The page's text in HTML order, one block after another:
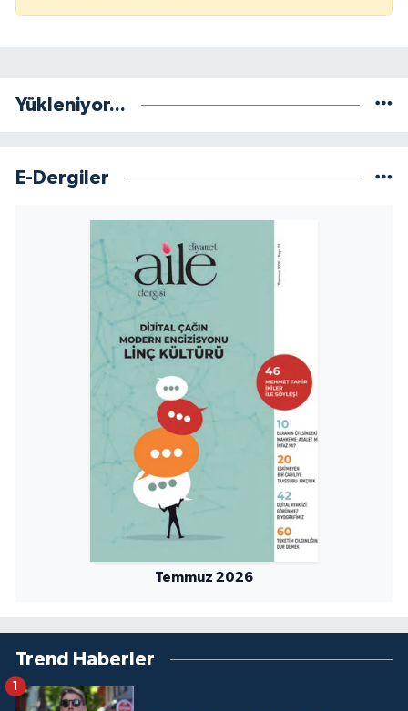
Yükleniyor...
E-Dergiler
Temmuz 2026
Trend Haberler
1